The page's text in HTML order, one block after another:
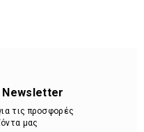
Newsletter
τις προσφορές
μας